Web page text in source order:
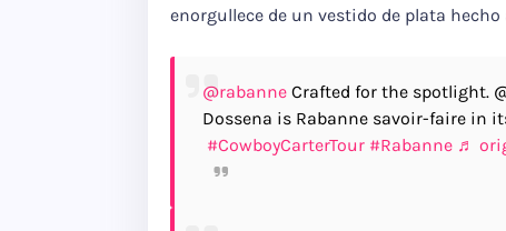
enorgullece de un vestido de plata hecho
@rabanne Crafted for the spotlight.
Dossena is Rabanne savoir-faire in
#CowboyCarterTour #Rabanne ♬